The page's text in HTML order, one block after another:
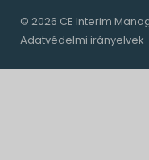
© 2026 CE Interim
Adatvédelmi irányelvek